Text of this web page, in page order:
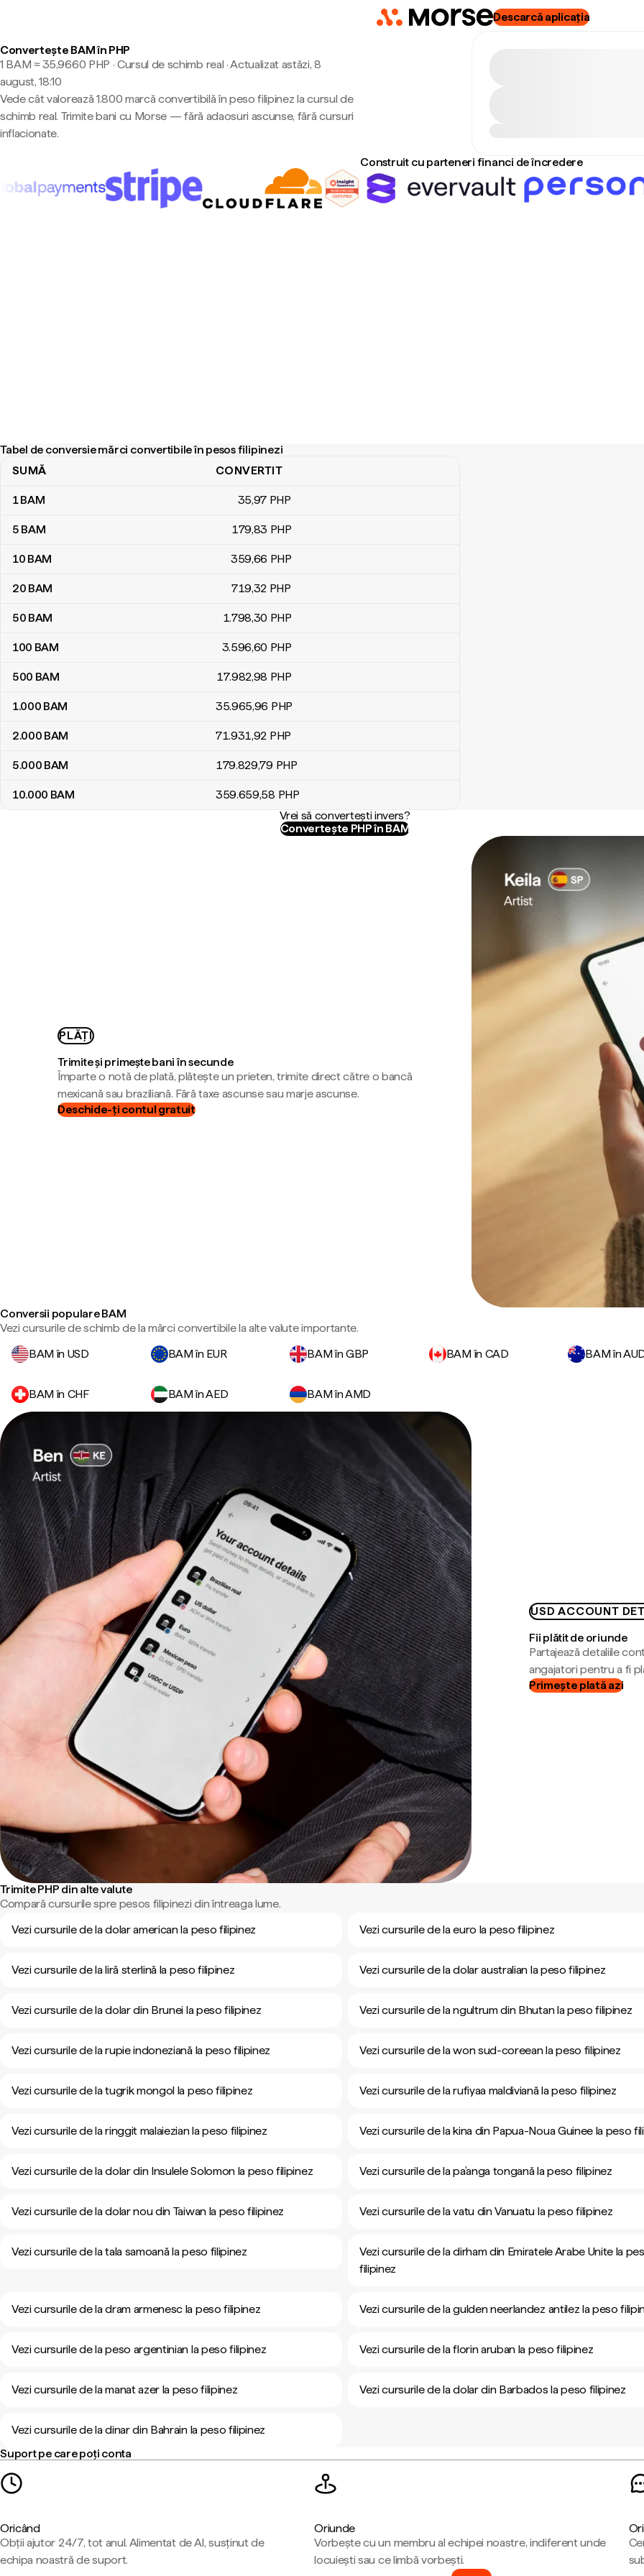
Descarcă aplicația
Convertește BAM în PHP
1 BAM ≈ 35,9660 PHP · Cursul de schimb real ·Actualizat astăzi, 8
august, 18:10
Vede cât valorează 1.800 marcă convertibilă în peso filipinez la cursul de
schimb real. Trimite bani cu Morse — fără adaosuri ascunse, fără cursuri
inflacionate.
Construit cu parteneri financi de încredere
Tabel de conversie mărci convertibile în pesos filipinezi
Tabel de conversie mărci convertibile în pesos filipinezi
SUMĂ CONVERTIT
1BAM 35,97 PHP
5 BAM 179,83 PHP
10 BAM 359,66 PHP
20 BAM 719,32 PHP
50 BAM 1.798,30 PHP
100 BAM 3.596,60 PHP
500 BAM 17.982,98 PHP
1.000 BAM 35.965,96 PHP
2.000 BAM 71.931,92 PHP
5.000 BAM 179.829,79 PHP
10.000 BAM 359.659,58 PHP
Vrei să convertești invers?
Convertește PHP în BAM
PLĂȚI
Trimite și primește bani în secunde
Împarte o notă de plată, plătește un prieten, trimite direct către o bancă
mexicană sau braziliană. Fără taxe ascunse sau marje ascunse.
Deschide-ți contul gratuit
Conversii populare BAM
Vezi cursurile de schimb de la mărci convertibile la alte valute importante.
BAM în USD
BAM în EUR BAM în GBP BAM în CAD BAM în
BAM în CHF BAM în AED BAM în AMD
USD ACCOUNT
Fii plătit de oriunde
Partajează detaliile
angajatori pentru a fi
Primește plată azi
Trimite PHP din alte valute
Compară cursurile spre pesos filipinezi din întreaga lume.
Vezi cursurile de la dolar american la peso filipinez
Vezi cursurile de la euro la peso filipinez
Vezi cursurile de la liră sterlină la peso filipinez Vezi cursurile de la dolar australian la peso filipinez
Vezi cursurile de la dolar din Brunei la peso filipinez Vezi cursurile de la ngultrum din Bhutan la peso filipinez
Vezi cursurile de la rupie indoneziană la peso filipinez Vezi cursurile de la won sud-coreean la peso filipinez
Vezi cursurile de la tugrik mongol la peso filipinez Vezi cursurile de la rufiyaa maldiviană la peso filipinez
Vezi cursurile de la ringgit malaiezian la peso filipinez Vezi cursurile de la kina din Papua-Noua Guinee la peso
Vezi cursurile de la dolar din Insulele Solomon la peso filipinez Vezi cursurile de la pa’anga tongană la peso filipinez
Vezi cursurile de la dolar nou din Taiwan la peso filipinez Vezi cursurile de la vatu din Vanuatu la peso filipinez
Vezi cursurile de la tala samoană la peso filipinez
Vezi cursurile de la dirham din Emiratele Arabe Unite la
filipinez
Vezi cursurile de la dram armenesc la peso filipinez Vezi cursurile de la gulden neerlandez antilez la peso
Vezi cursurile de la peso argentinian la peso filipinez Vezi cursurile de la florin aruban la peso filipinez
Vezi cursurile de la manat azer la peso filipinez Vezi cursurile de la dolar din Barbados la peso filipinez
Vezi cursurile de la dinar din Bahrain la peso filipinez
Suport pe care poți conta
Oricând
Obții ajutor 24/7, tot anul. Alimentat de AI, susținut de
echipa noastră de suport.
Oriunde
Vorbește cu un membru al echipei noastre, indiferent unde
locuiești sau ce limbă vorbești.